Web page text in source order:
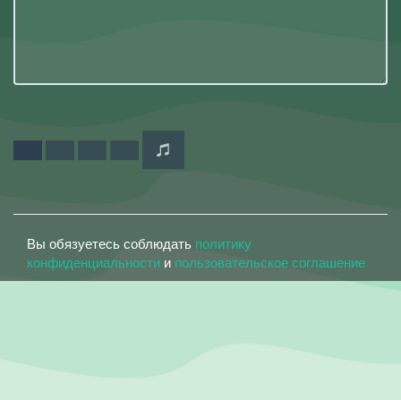
Вы обязуетесь соблюдать политику
конфиденциальности и пользовательское соглашение